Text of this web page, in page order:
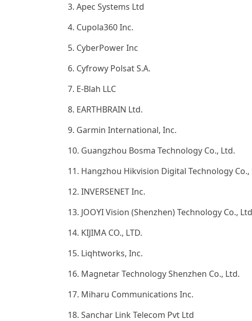
3. Apec Systems Ltd
4. Cupola360 Inc.
5. CyberPower Inc
6. Cyfrowy Polsat S.A.
7. E-Blah LLC
8. EARTHBRAIN Ltd.
9. Garmin International, Inc.
10. Guangzhou Bosma Technology Co., Ltd.
11. Hangzhou Hikvision Digital Technology Co.,
12. INVERSENET Inc.
13. JOOYI Vision (Shenzhen) Technology Co.,
14. KIJIMA CO., LTD.
15. Liqhtworks, Inc.
16. Magnetar Technology Shenzhen Co., Ltd.
17. Miharu Communications Inc.
18. Sanchar Link Telecom Pvt Ltd